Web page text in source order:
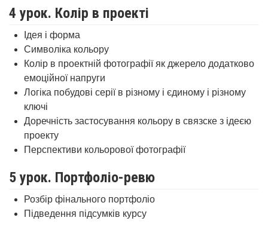
4 урок. Колір в проекті
Ідея і форма
Символіка кольору
Колір в проектній фотографії як джерело додатково
емоційної напруги
Логіка побудові серії в різному і єдиному і різному
ключі
Доречність застосування кольору в связске з ідеєю
проекту
Перспективи кольорової фотографії
5 урок. Портфоліо-ревю
Розбір фінального портфоліо
Підведення підсумків курсу